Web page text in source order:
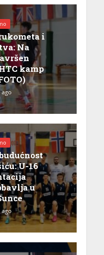
i
Na
kamp
ago
U-16
u
ago